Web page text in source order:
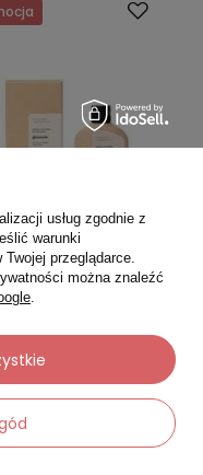
5.0
zł
usług zgodnie z
warunki
przeglądarce.
można znaleźć
.